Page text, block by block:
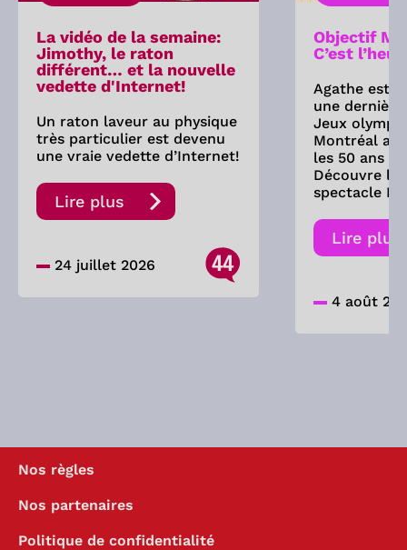
La vidéo de la semaine:
Jimothy, le raton
différent… et la nouvelle
vedette d'Internet!
Un raton laveur au physique
très particulier est devenu
une vraie vedette d’Internet!
Lire plus
24 juillet 2026 44
Objectif
C’est
Agathe est
une
Jeux
Montréal a-
les 50 ans
Découvre
spectacle
Lire plus
4 août
Nos règles
Nos partenaires
Politique de confidentialité